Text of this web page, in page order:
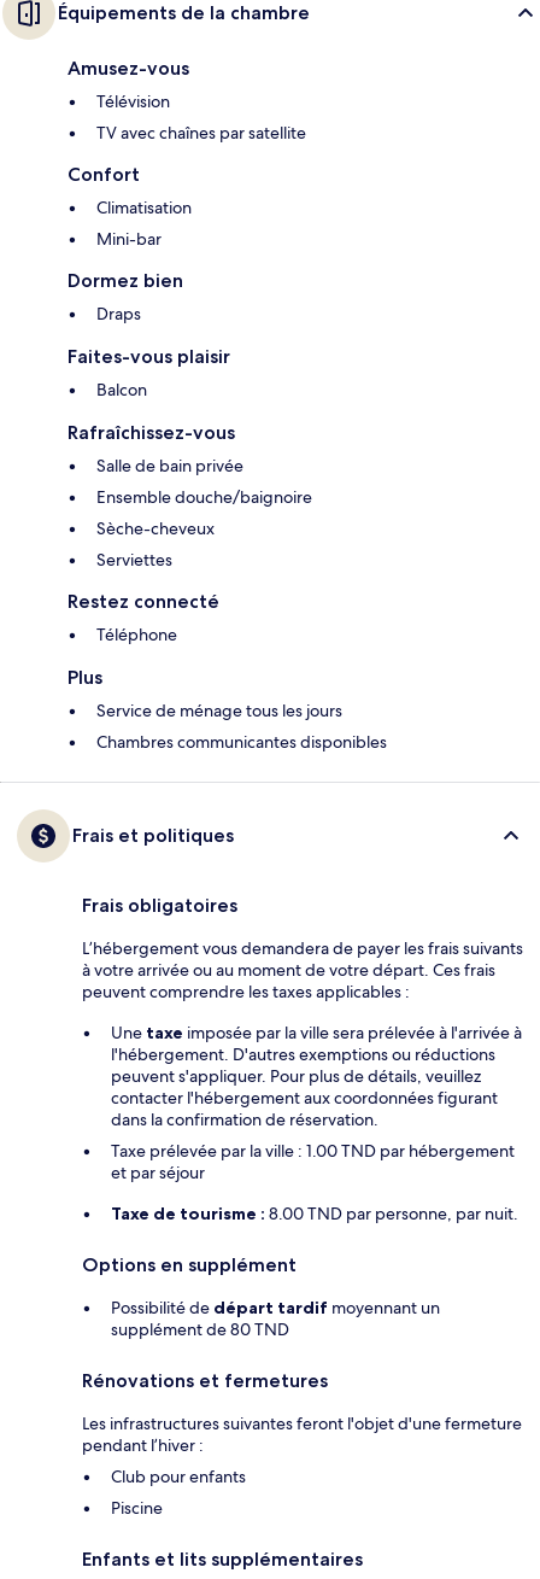
Équipements de la chambre
Amusez-vous
Télévision
TV avec chaînes par satellite
Confort
Climatisation
Mini-bar
Dormez bien
Draps
Faites-vous plaisir
Balcon
Rafraîchissez-vous
Salle de bain privée
Ensemble douche/baignoire
Sèche-cheveux
Serviettes
Restez connecté
Téléphone
Plus
Service de ménage tous les jours
Chambres communicantes disponibles
Frais et politiques
Frais obligatoires
L’hébergement vous demandera de payer les frais suivants
à votre arrivée ou au moment de votre départ. Ces frais
peuvent comprendre les taxes applicables :
Une taxe imposée par la ville sera prélevée à l'arrivée à
l'hébergement. D'autres exemptions ou réductions
peuvent s'appliquer. Pour plus de détails, veuillez
contacter l'hébergement aux coordonnées figurant
dans la confirmation de réservation.
Taxe prélevée par la ville : 1.00 TND par hébergement
et par séjour
Taxe de tourisme : 8.00 TND par personne, par nuit.
Options en supplément
Possibilité de départ tardif moyennant un
supplément de 80 TND
Rénovations et fermetures
Les infrastructures suivantes feront l'objet d'une fermeture
pendant l’hiver :
Club pour enfants
Piscine
Enfants et lits supplémentaires